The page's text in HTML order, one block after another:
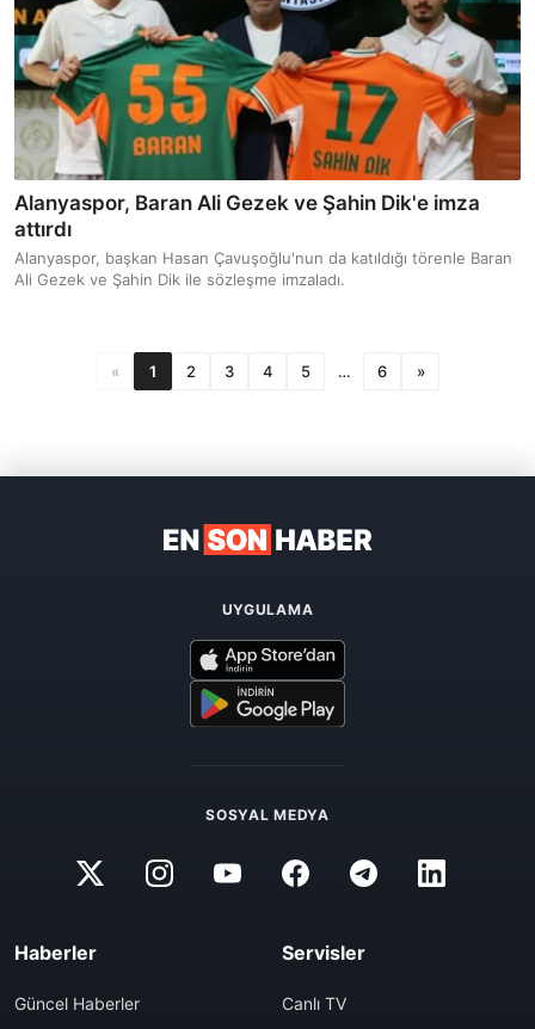
Alanyaspor, Baran Ali Gezek ve Şahin Dik'e imza
attırdı
Alanyaspor, başkan Hasan Çavuşoğlu'nun da katıldığı törenle Baran
Ali Gezek ve Şahin Dik ile sözleşme imzaladı.
« 1 2 3 4 5 … 6 »
UYGULAMA
SOSYAL MEDYA
Haberler
Güncel Haberler
Servisler
Canlı TV